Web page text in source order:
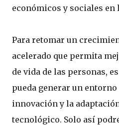
económicos y sociales en
Para retomar un
acelerado que permita
de vida de las personas,
pueda generar un
innovación y la
tecnológico. Solo así